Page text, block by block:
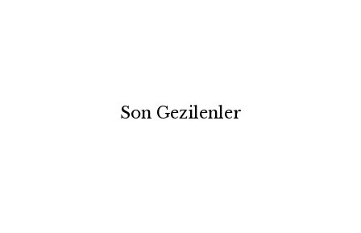
Son Gezilenler